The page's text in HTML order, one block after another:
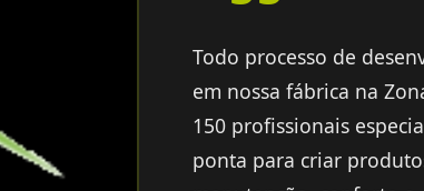
Todo processo de
em nossa fábrica na
150 profissionais
ponta para criar